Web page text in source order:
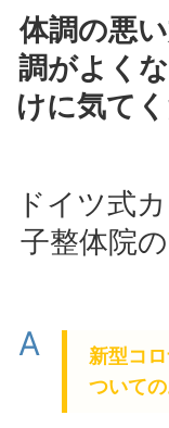
体調の悪
調がよく
けに気て
ドイツ式
子整体院
A
新型コ
ついて